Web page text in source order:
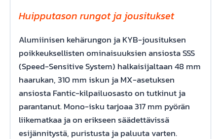
Huipputason rungot ja jousitukset
Alumiinisen kehärungon ja KYB-jousituksen
poikkeuksellisten ominaisuuksien ansiosta SSS
(Speed-Sensitive System) halkaisijaltaan 48 mm
haarukan, 310 mm iskun ja MX-asetuksen
ansiosta Fantic-kilpailuosasto on tutkinut ja
parantanut. Mono-isku tarjoaa 317 mm pyörän
liikematkaa ja on erikseen säädettävissä
esijännitystä, puristusta ja paluuta varten.